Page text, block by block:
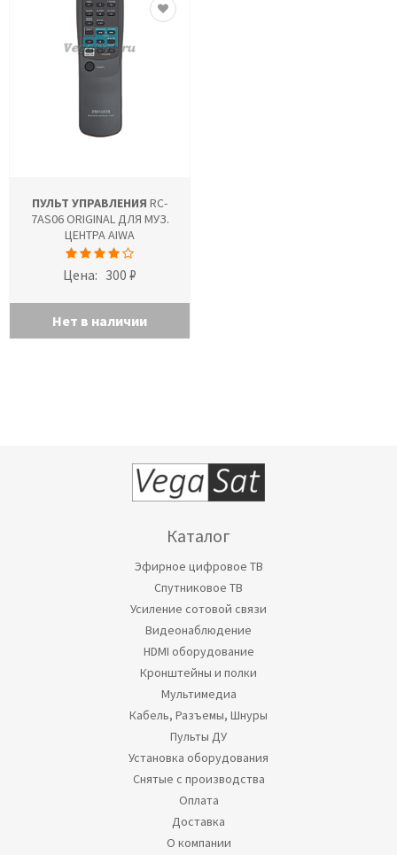
ПУЛЬТ УПРАВЛЕНИЯ RC-
7AS06 ORIGINAL ДЛЯ МУЗ.
ЦЕНТРА AIWA
Цена: 300 ₽
Нет в наличии
Каталог
Эфирное цифровое ТВ
Спутниковое ТВ
Усиление сотовой связи
Видеонаблюдение
HDMI оборудование
Кронштейны и полки
Мультимедиа
Кабель, Разъемы, Шнуры
Пульты ДУ
Установка оборудования
Снятые с производства
Оплата
Доставка
О компании